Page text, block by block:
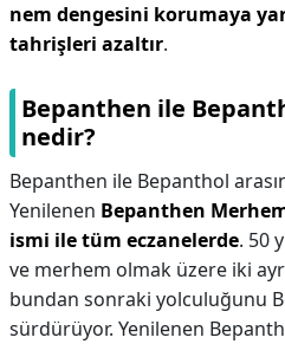
nem dengesini korumaya
tahrişleri azaltır.
Bepanthen ile
nedir?
Bepanthen ile Bepanthol
Yenilenen Bepanthen
ismi ile tüm eczanelerde. 50
ve merhem olmak üzere iki
bundan sonraki yolculuğunu
sürdürüyor. Yenilenen